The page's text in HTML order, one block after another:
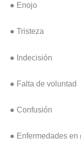
● Enojo
● Tristeza
● Indecisión
● Falta de voluntad
● Confusión
● Enfermedades en